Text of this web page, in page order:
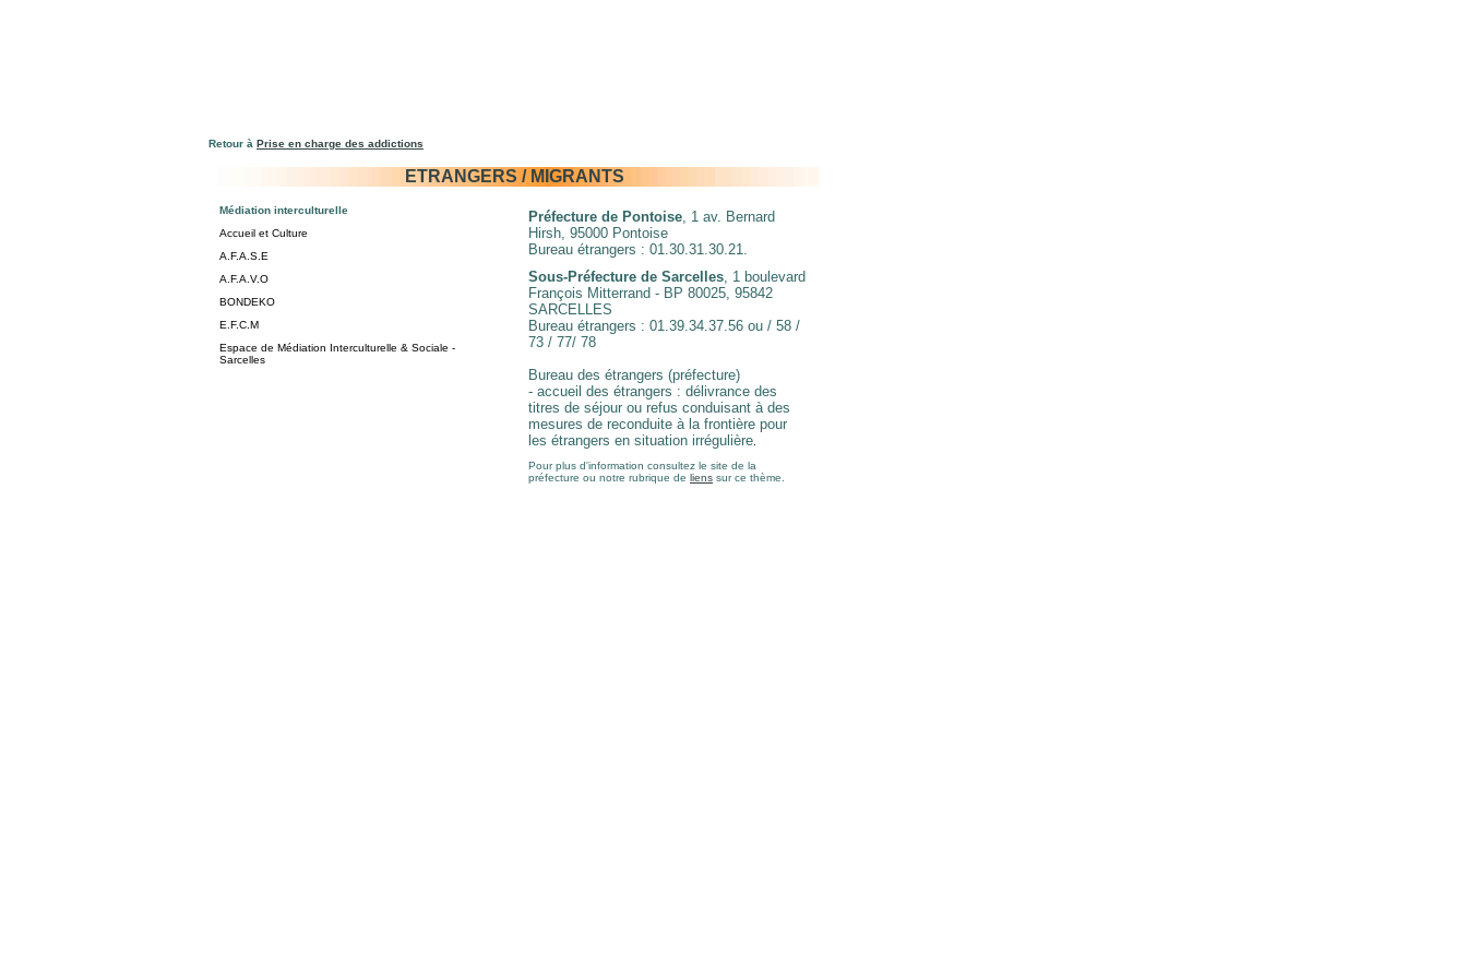
Retour à Prise en charge des addictions
ETRANGERS / MIGRANTS
Médiation interculturelle
Accueil et Culture
A.F.A.S.E
A.F.A.V.O
BONDEKO
E.F.C.M
Espace de Médiation Interculturelle & Sociale -
Sarcelles
Préfecture de Pontoise, 1 av. Bernard
Hirsh, 95000 Pontoise
Bureau étrangers : 01.30.31.30.21.
Sous-Préfecture de Sarcelles, 1 boulevard
François Mitterrand - BP 80025, 95842
SARCELLES
Bureau étrangers : 01.39.34.37.56 ou / 58 /
73 / 77/ 78
Bureau des étrangers (préfecture)
- accueil des étrangers : délivrance des
titres de séjour ou refus conduisant à des
mesures de reconduite à la frontière pour
les étrangers en situation irrégulière
Pour plus d'information consultez le site de la
préfecture ou notre rubrique de liens sur ce thème.